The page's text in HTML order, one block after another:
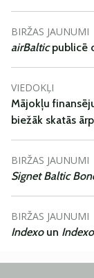
BIRŽAS JAUNUMI
airBalticpublicē
VIEDOKĻI
Mājokļu
biežāk skatās
BIRŽAS JAUNUMI
Signet Baltic
BIRŽAS JAUNUMI
Indexoun